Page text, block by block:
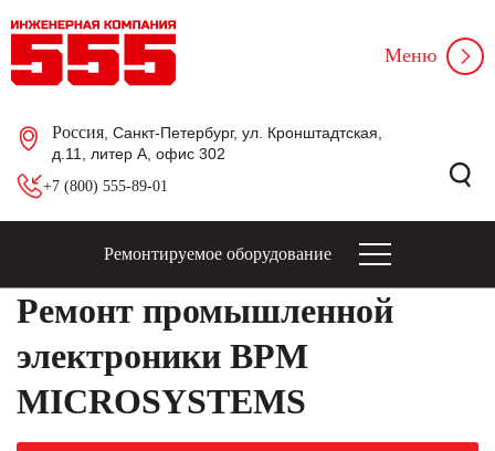
Россия , Санкт-Петербург, ул. Кронштадтская,
д.11, литер А, офис 302
+7 (800) 555-89-01
Меню
Ремонтируемое оборудование
Ремонт промышленной
электроники BPM
MICROSYSTEMS